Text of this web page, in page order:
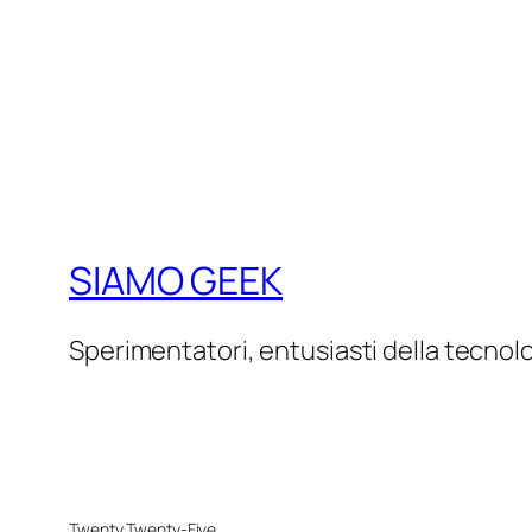
SIAMO GEEK
Sperimentatori, entusiasti della